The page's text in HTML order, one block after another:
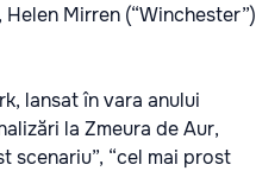
Mirren (“Winchester”)
lansat în vara anului
la Zmeura de Aur,
scenariu”, “cel mai prost